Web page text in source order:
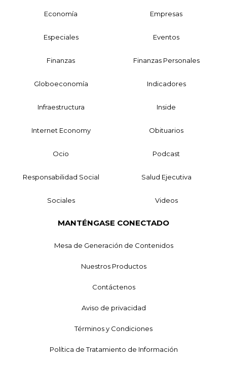
Economía Empresas
Especiales Eventos
Finanzas Finanzas Personales
Globoeconomía Indicadores
Infraestructura Inside
Internet Economy Obituarios
Ocio Podcast
Responsabilidad Social Salud Ejecutiva
Sociales Videos
MANTÉNGASE CONECTADO
Mesa de Generación de Contenidos
Nuestros Productos
Contáctenos
Aviso de privacidad
Términos y Condiciones
Política de Tratamiento de Información